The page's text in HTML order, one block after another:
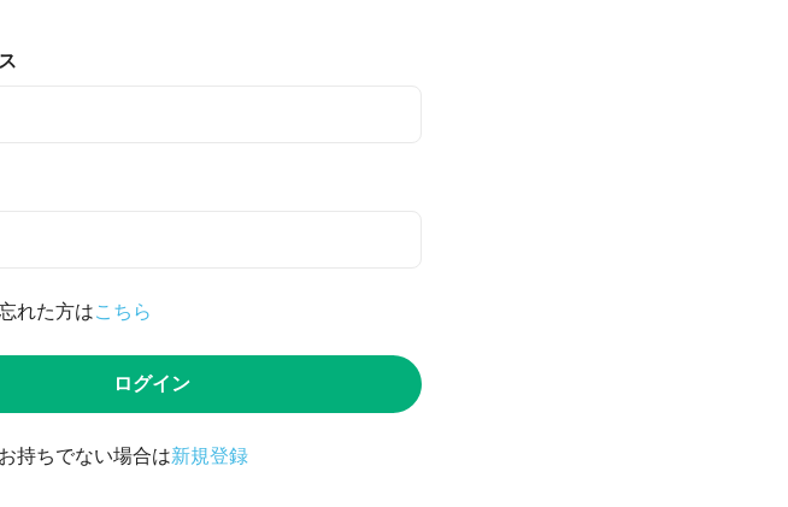
れた方はこちら
ログイン
持ちでない場合は新規登録